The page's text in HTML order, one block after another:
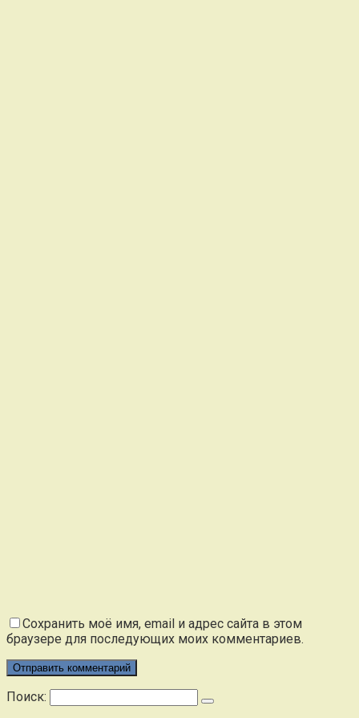
Сохранить моё имя, email и адрес сайта в этом
браузере для последующих моих комментариев.
Поиск: